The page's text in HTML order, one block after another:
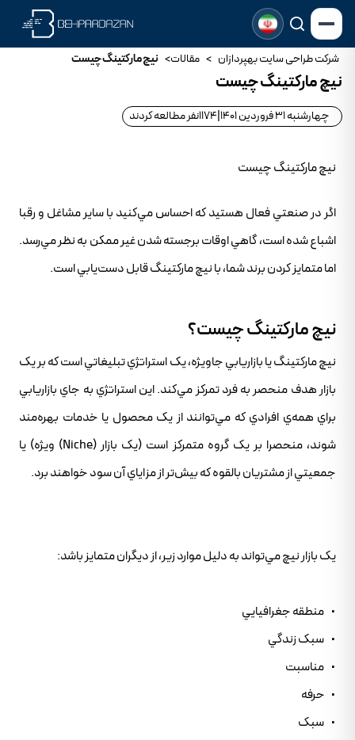
شرکت طراحی سایت بهپردازان > مقالات> نیچ مارکتینگ چیست
نیچ مارکتینگ چیست
چهارشنبه 31 فروردین 1401 1174نفر مطالعه کردند
نیچ مارکتینگ چیست
اگر در صنعتي فعال هستيد که احساس مي‌کنيد با ساير مشاغل و رقبا
اشباع شده است، گاهي اوقات برجسته شدن غير ممکن به نظر مي‌رسد.
اما متمايز کردن برند شما، با نيچ مارکتينگ قابل دست‌يابي است.
نيچ مارکتينگ چيست؟
نيچ مارکتينگ يا بازاريابي جاويژه، يک استراتژي تبليغاتي است که بر يک
بازار هدف منحصر به فرد تمرکز مي‌کند. اين استراتژي به جاي بازاريابي
براي همه‌ي افرادي که مي‌توانند از يک محصول يا خدمات بهره‌مند
شوند، منحصرا بر يک گروه متمرکز است (يک بازار (Niche) ويژه) يا
جمعيتي از مشتريان بالقوه که بيش‌تر از مزاياي آن سود خواهند برد.
يک بازار نيچ مي‌تواند به دليل موارد زير، از ديگران متمايز باشد:
• منطقه جغرافيايي
• سبک زندگي
• مناسبت
• حرفه
• سبک